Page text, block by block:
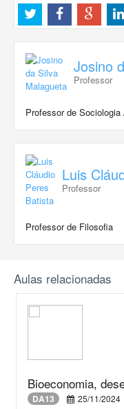
Josino
Professor
Professor de
Luis
Professor
Professor de Filosofia
Aulas relacionadas
Bioeconomia,
DA13 25/11/2024